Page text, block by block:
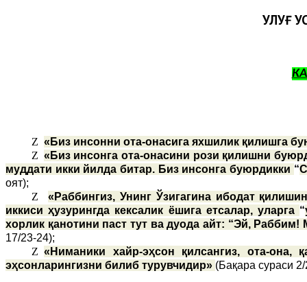
УЛУҒ
Z «Биз инсонни ота-онасига яхшилик қилишга
Z «Биз инсонга ота-онасини рози қилишни
муддати икки йилда битар. Биз инсонга буюрдикки “
оят);
Z
«Раббингиз, Унинг Ўзигагина ибодат
иккиси ҳузурингда кексалик ёшига етсалар, уларга “
хорлик қанотини паст тут ва дуода айт: “Эй,
17/23-24);
Z «Ниманики хайр-эҳсон қилсангиз, ота-
эҳсонларингизни билиб турувчидир» (Бақара сураси